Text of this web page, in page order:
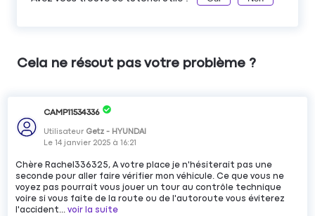
Cela ne résout pas votre problème ?
CAMP11534336
Utilisateur Getz - HYUNDAI
Le14 janvier 2025 à16:21
Chère Rachel336325, A votre place je n'hésiterait pas une
seconde pour aller faire vérifier mon véhicule. Ce que vous ne
voyez pas pourrait vous jouer un tour au contrôle technique
voire si vous faite de la route ou de l'autoroute vous éviterez
l'accident...voir la suite